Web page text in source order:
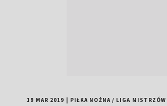
19 MAR 2019 PIŁKA NOŻNA/ LIGA MISTRZÓW